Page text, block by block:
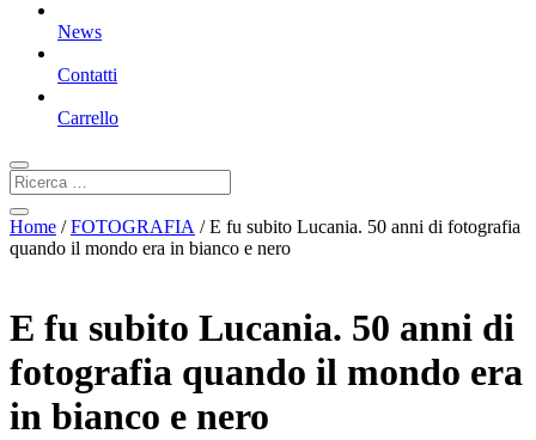
News
Contatti
Carrello
Home /FOTOGRAFIA / E fu subito Lucania. 50 anni di fotografia
quando il mondo era in bianco e nero
E fu subito Lucania. 50 anni di
fotografia quando il mondo era
in bianco e nero